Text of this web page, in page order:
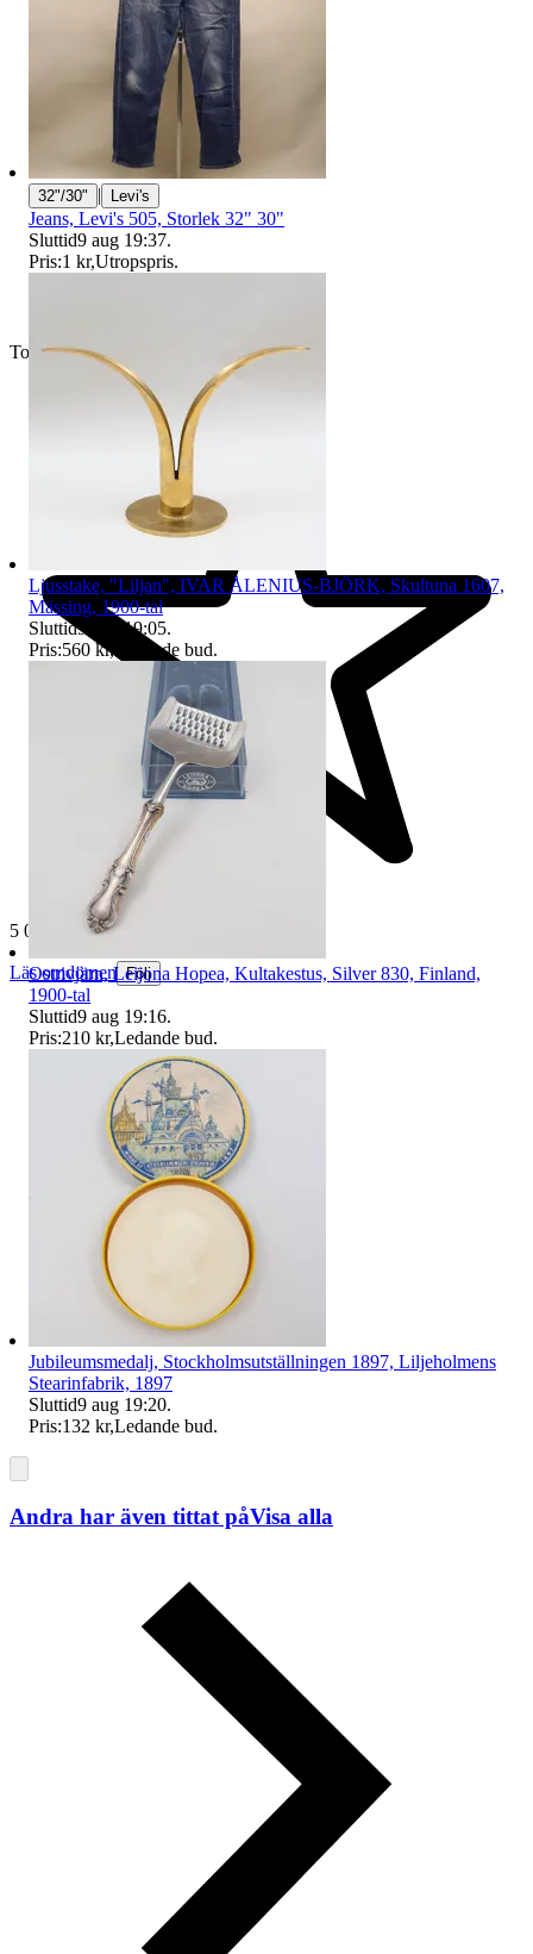
Toppsäljare
5 025 omdömen
Läs omdömen Följ
32"/30" | Levi's
Jeans, Levi's 505, Storlek 32" 30"
Sluttid9 aug 19:37.
Pris:1 kr,Utropspris.
Ljusstake, "Liljan", IVAR ÅLENIUS-BJÖRK, Skultuna 1607,
Mässing, 1900-tal
Sluttid9 aug 19:05.
Pris:560 kr, Ledande bud.
Ostrivjärn, Leijona Hopea, Kultakestus, Silver 830, Finland,
1900-tal
Sluttid9 aug 19:16.
Pris:210 kr,Ledande bud.
Jubileumsmedalj, Stockholmsutställningen 1897, Liljeholmens
Stearinfabrik, 1897
Sluttid9 aug 19:20.
Pris:132 kr,Ledande bud.
Andra har även tittat påVisa alla